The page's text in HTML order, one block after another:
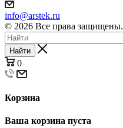
info@arstek.ru
© 2026 Все права защищены.
Найти
0
Корзина
Ваша корзина пуста